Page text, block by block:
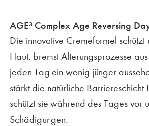
AGE³ Complex Age Reversing
Die innovative Cremeformel schützt
Haut, bremst Alterungsprozesse
jeden Tag ein wenig jünger
stärkt die natürliche Barriereschicht
schützt sie während des Tages vor
Schädigungen.